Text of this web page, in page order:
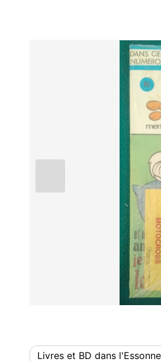
Livres et BD dans l'Essonne